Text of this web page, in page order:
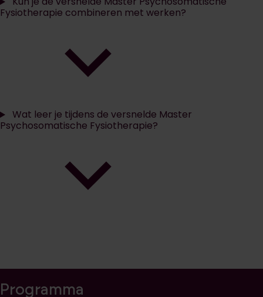
Fysiotherapie combineren met werken?
Wat leer je tijdens de versnelde Master
Psychosomatische Fysiotherapie?
Programma